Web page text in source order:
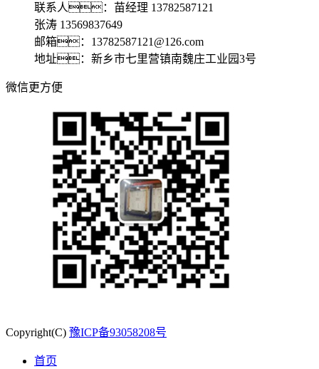
联系人：苗经理 13782587121
张涛 13569837649
邮箱：13782587121@126.com
地址：新乡市七里营镇南魏庄工业园3号
微信更方便
Copyright(C) 豫ICP备93058208号
首页